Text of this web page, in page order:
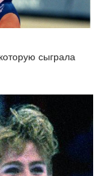
сыграла